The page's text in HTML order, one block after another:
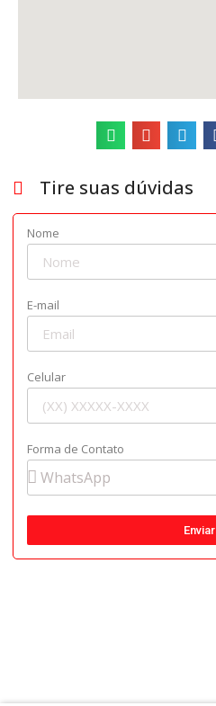
Tire suas dúvidas
Nome
E-mail
Celular
Forma de Contato
Enviar